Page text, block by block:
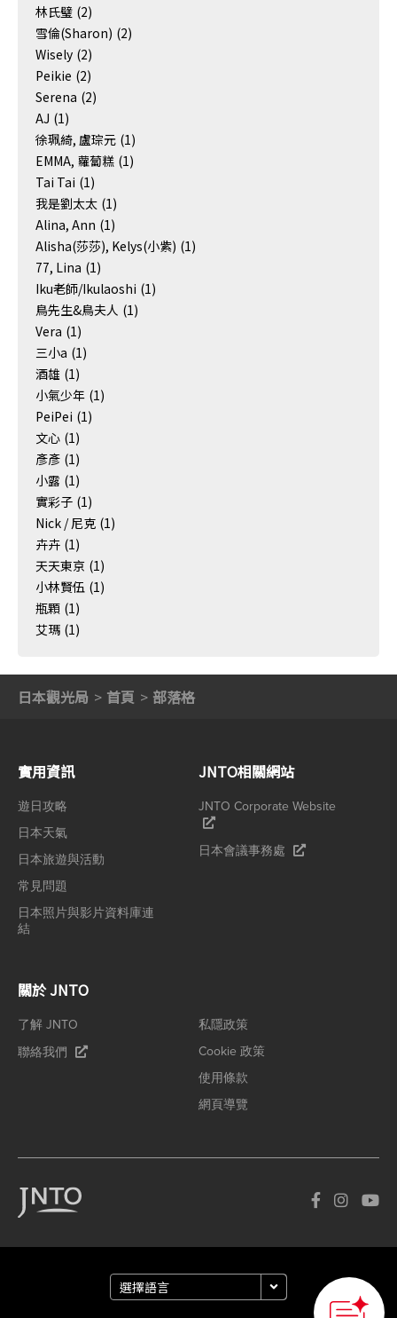
林氏璧 (2)
雪倫(Sharon) (2)
Wisely (2)
Peikie (2)
Serena (2)
AJ (1)
徐珮綺, 盧琮元 (1)
EMMA, 蘿蔔糕 (1)
Tai Tai (1)
我是劉太太 (1)
Alina, Ann (1)
Alisha(莎莎), Kelys(小紫) (1)
77, Lina (1)
Iku老師/Ikulaoshi (1)
鳥先生&鳥夫人 (1)
Vera (1)
三小a (1)
酒雄 (1)
小氣少年 (1)
PeiPei (1)
文心 (1)
彥彥 (1)
小露 (1)
實彩子 (1)
Nick / 尼克 (1)
卉卉 (1)
天天東京 (1)
小林賢伍 (1)
瓶顆 (1)
艾瑪 (1)
日本觀光局 首頁 部落格
實用資訊
遊日攻略
日本天氣
日本旅遊與活動
常見問題
日本照片與影片資料庫連
結
JNTO相關網站
JNTO Corporate Website
日本會議事務處
關於 JNTO
了解 JNTO
聯絡我們
私隱政策
Cookie 政策
使用條款
網頁導覽